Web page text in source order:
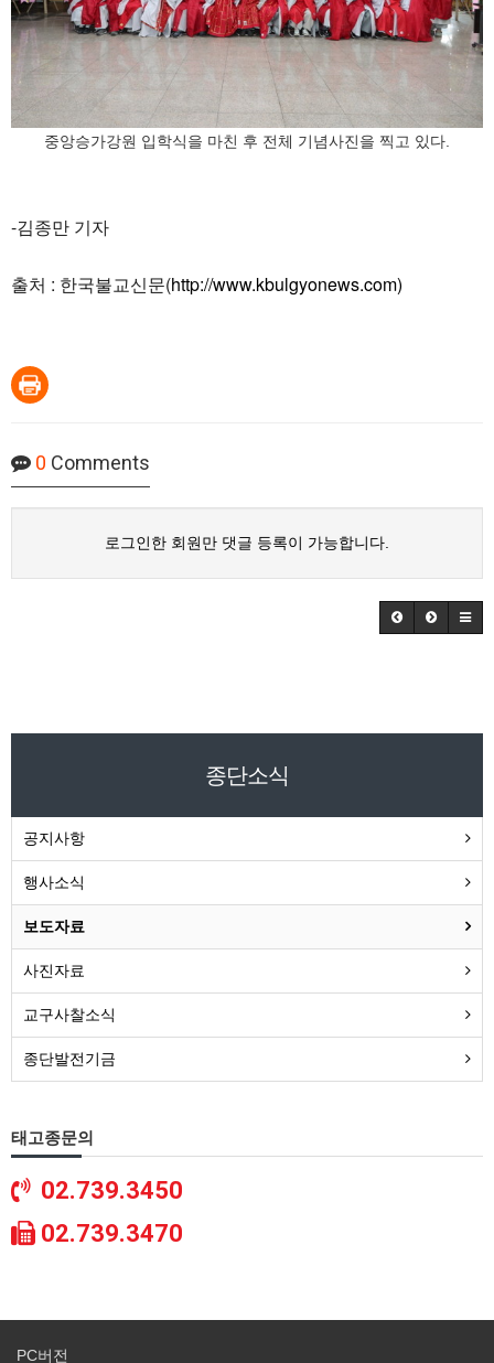
중앙승가강원 입학식을 마친 후 전체 기념사진을 찍고 있다.
-김종만 기자
출처 : 한국불교신문(http://www.kbulgyonews.com)
0 Comments
로그인한 회원만 댓글 등록이 가능합니다.
종단소식
공지사항
행사소식
보도자료
사진자료
교구사찰소식
종단발전기금
태고종문의
02.739.3450
02.739.3470
PC버전